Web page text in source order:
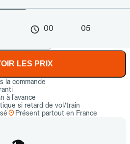
00 05
LES PRIX
la commande
à l’avance
si retard de vol/train
Présent partout en France